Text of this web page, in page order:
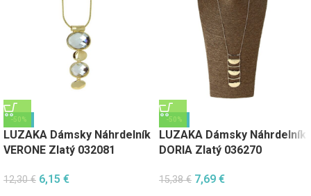
-50%
LUZAKA Dámsky Náhrdelník
VERONE Zlatý 032081
12,30€ 6,15 €
-50%
LUZAKA Dámsky Náhrdelník
DORIA Zlatý 036270
15,38€ 7,69 €